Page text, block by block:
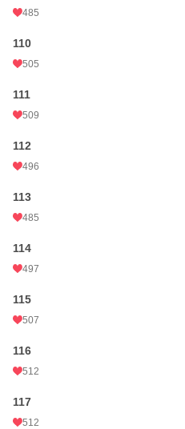
485
110
505
111
509
112
496
113
485
114
497
115
507
116
512
117
512